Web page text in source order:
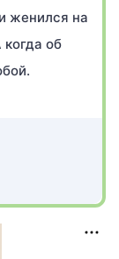
женился на
об